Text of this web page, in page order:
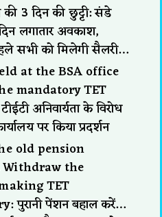
3 दिन की छुट्टी: संडे
लगातार अवकाश,
सभी को मिलेगी सैलरी…
at the BSA office
mandatory TET
अनिवार्यता के विरोध
पर किया प्रदर्शन
old pension
the
TET
पुरानी पेंशन बहाल करें…